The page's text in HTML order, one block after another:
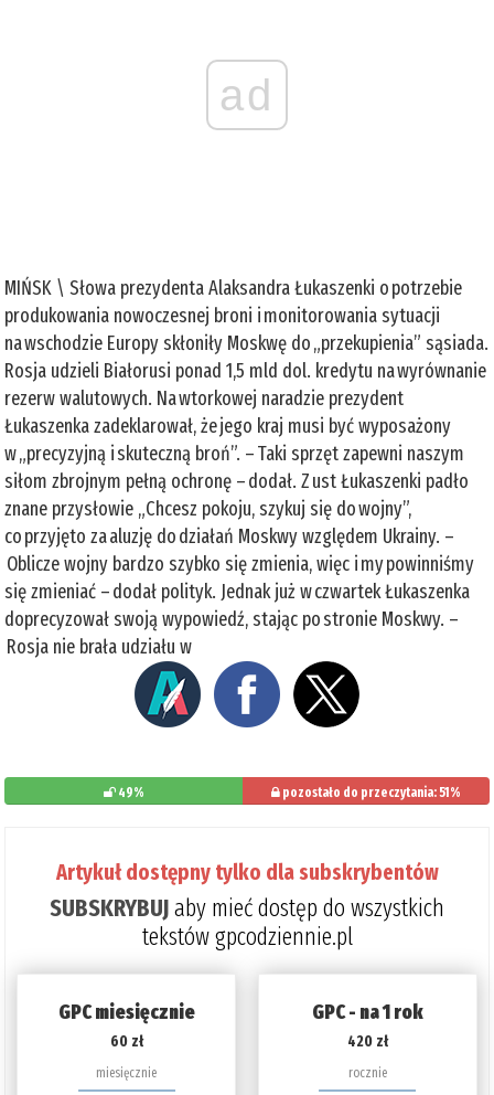
ad
MIŃSK \ Słowa prezydenta Alaksandra Łukaszenki o potrzebie
produkowania nowoczesnej broni i monitorowania sytuacji
na wschodzie Europy skłoniły Moskwę do „przekupienia” sąsiada.
Rosja udzieli Białorusi ponad 1,5 mld dol. kredytu na wyrównanie
rezerw walutowych. Na wtorkowej naradzie prezydent
Łukaszenka zadeklarował, że jego kraj musi być wyposażony
w „precyzyjną i skuteczną broń”. – Taki sprzęt zapewni naszym
siłom zbrojnym pełną ochronę – dodał. Z ust Łukaszenki padło
znane przysłowie „Chcesz pokoju, szykuj się do wojny”,
co przyjęto za aluzję do działań Moskwy względem Ukrainy. –
Oblicze wojny bardzo szybko się zmienia, więc i my powinniśmy
się zmieniać – dodał polityk. Jednak już w czwartek Łukaszenka
doprecyzował swoją wypowiedź, stając po stronie Moskwy. –
Rosja nie brała udziału w
49% pozostało do przeczytania: 51%
Artykuł dostępny tylko dla subskrybentów
SUBSKRYBUJaby mieć dostęp do wszystkich
tekstów gpcodziennie.pl
GPC miesięcznie
60 zł
miesięcznie
GPC - na 1 rok
420 zł
rocznie